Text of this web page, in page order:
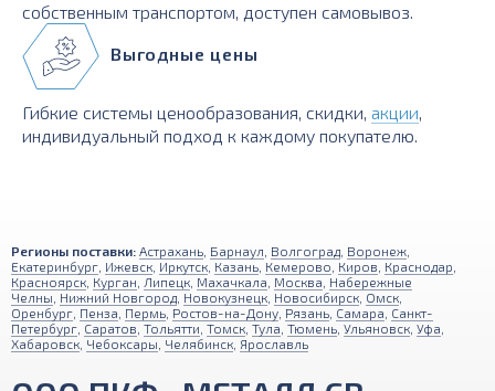
собственным транспортом, доступен самовывоз.
Выгодные цены
Гибкие системы ценообразования, скидки, акции,
индивидуальный подход к каждому покупателю.
Регионы поставки: Астрахань Барнаул Волгоград Воронеж
Екатеринбург Ижевск Иркутск Казань Кемерово Киров Краснодар
Красноярск Курган Липецк Махачкала Москва Набережные
Челны Нижний Новгород Новокузнецк Новосибирск Омск
Оренбург Пенза Пермь Ростов-на-Дону Рязань Самара Санкт-
Петербург Саратов Тольятти Томск Тула Тюмень Ульяновск Уфа
Хабаровск Чебоксары Челябинск Ярославль